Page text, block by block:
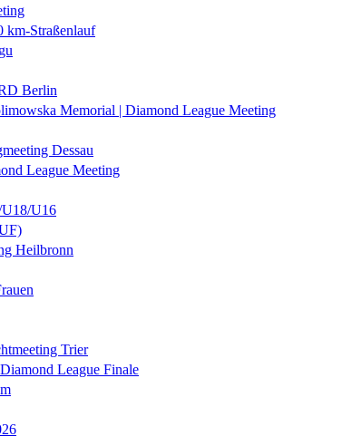
km-Straßenlauf
Berlin
Memorial | Diamond League Meeting
Dessau
League Meeting
U16
Heilbronn
Trier
League Finale